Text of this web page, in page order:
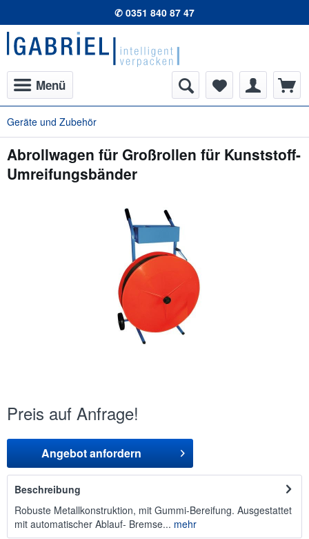
✆ 0351 840 87 47
Menü
Geräte und Zubehör
Abrollwagen für Großrollen für Kunststoff-
Umreifungsbänder
Preis auf Anfrage!
Angebot anfordern
Beschreibung
Robuste Metallkonstruktion, mit Gummi-Bereifung. Ausgestattet
mit automatischer Ablauf- Bremse... mehr